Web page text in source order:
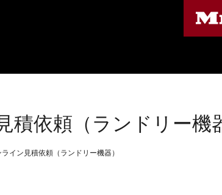
積依頼（ランドリー機
ライン見積依頼（ランドリー機器）